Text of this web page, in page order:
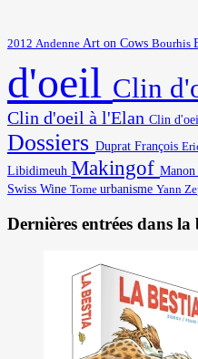
2012 Andenne Art on Cows Bourhis
d'oeil Clin
Clin d'oeil à l'Elan Clin
Dossiers Duprat François
Libidimeuh Makingof Manon
Swiss Wine Tome urbanisme Yann
Dernières entrées dans la